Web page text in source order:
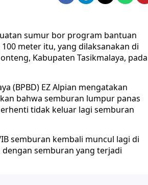
sumur bor program bantuan
meter itu, yang dilaksanakan di
Kabupaten Tasikmalaya, pada
(BPBD) EZ Alpian mengatakan
bahwa semburan lumpur panas
tidak keluar lagi semburan
semburan kembali muncul lagi di
semburan yang terjadi